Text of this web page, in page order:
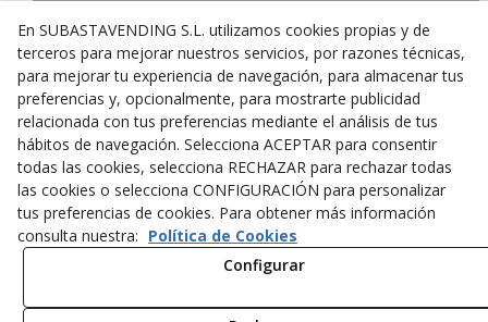
© 08/2026 SUBASTAVENDING SL - Todos los derechos
reservados.
Política de Privacidad Aviso Legal Política de Cookies
En SUBASTAVENDING S.L. utilizamos cookies propias y de
terceros para mejorar nuestros servicios, por razones técnicas,
para mejorar tu experiencia de navegación, para almacenar tus
preferencias y, opcionalmente, para mostrarte publicidad
relacionada con tus preferencias mediante el análisis de tus
hábitos de navegación. Selecciona ACEPTAR para consentir
todas las cookies, selecciona RECHAZAR para rechazar todas
las cookies o selecciona CONFIGURACIÓN para personalizar
tus preferencias de cookies. Para obtener más información
consulta nuestra: Política de Cookies
Configurar